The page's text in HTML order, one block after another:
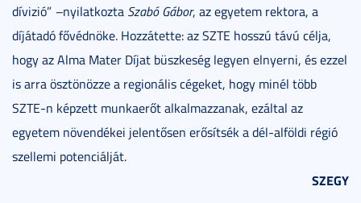
dívizió” –nyilatkozta Szabó Gábor, az egyetem rektora, a
díjátadó fővédnöke. Hozzátette: az SZTE hosszú távú célja,
hogy az Alma Mater Díjat büszkeség legyen elnyerni, és ezzel
is arra ösztönözze a regionális cégeket, hogy minél több
SZTE-n képzett munkaerőt alkalmazzanak, ezáltal az
egyetem növendékei jelentősen erősítsék a dél-alföldi régió
szellemi potenciálját.
SZEGY